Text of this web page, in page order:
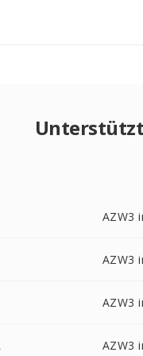
AZW3
AZW3
AZW3
AZW3